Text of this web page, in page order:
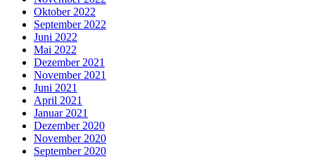
Oktober 2022
September 2022
Juni 2022
Mai 2022
Dezember 2021
November 2021
Juni 2021
April 2021
Januar 2021
Dezember 2020
November 2020
September 2020